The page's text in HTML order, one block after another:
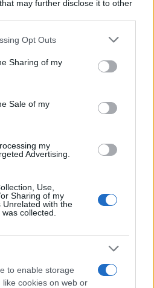
that may further disclose it to other
app uses one or more Google
behaviour. You may click to
and its third-party tags to
purposes in below Google
Opt Outs
Sharing of my
Sale of my
my
Advertising.
Use,
Sharing of my
Unrelated with the
collected.
to enable storage
cookies on web or
κατά ρωσικών
– βίντεο
7 Αυγούστου
ο
τον Δράμαλη
της